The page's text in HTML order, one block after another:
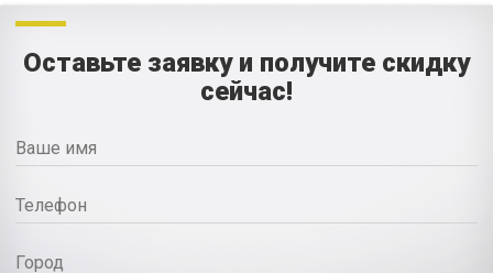
Оставьте заявку и получите скидку
сейчас!